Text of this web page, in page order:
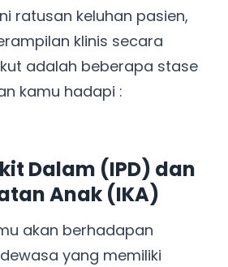
ratusan keluhan pasien,
klinis secara
adalah beberapa stase
kamu hadapi :
Dalam (IPD) dan
Anak (IKA)
akan berhadapan
yang memiliki